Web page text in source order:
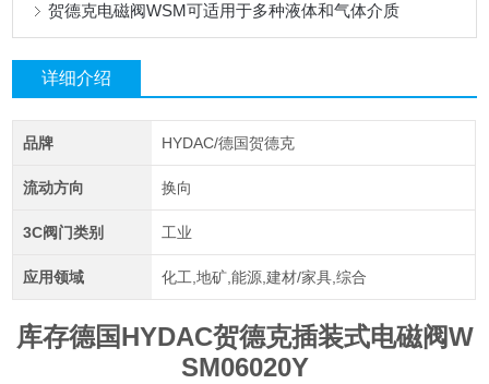
贺德克电磁阀WSM可适用于多种液体和气体介质
详细介绍
品牌 HYDAC/德国贺德克
流动方向 换向
3C阀门类别 工业
应用领域 化工,地矿,能源,建材/家具,综合
库存德国HYDAC贺德克插装式电磁阀W
SM06020Y